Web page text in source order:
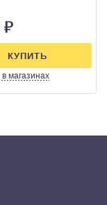
₽
в магазинах
КУПИТЬ